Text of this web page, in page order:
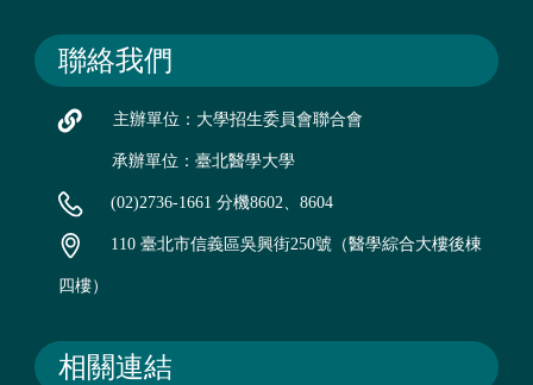
聯絡我們
主辦單位：大學招生委員會聯合會
承辦單位：臺北醫學大學
(02)2736-1661 分機8602、8604
110 臺北市信義區吳興街250號（醫學綜合大樓後棟
四樓）
相關連結